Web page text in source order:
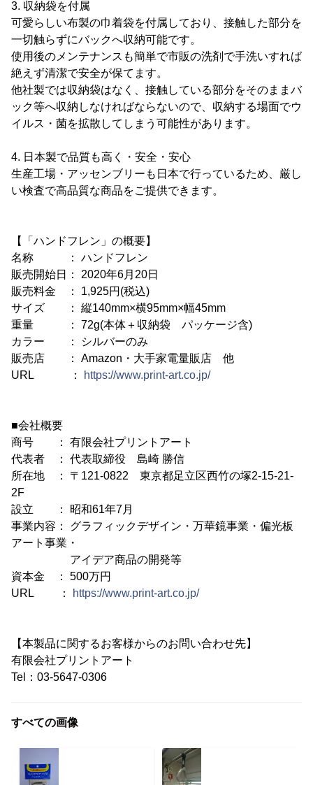
3. 収納袋を付属
可愛らしい布製の巾着袋を付属しており、接触した部分を
一切触らずにバックへ収納可能です。
使用後のメンテナンスも簡単で市販の洗剤で手洗いすれば
絶えず清潔で安全が保てます。
他社製では収納袋はなく、接触している部分をそのままバ
ック等へ収納しなければならないので、収納する場面でウ
イルス・菌を拡散してしまう可能性があります。
4. 日本製で品質も高く・安全・安心
生産工場・アッセンブリーも日本で行っているため、厳し
い検査で高品質な商品をご提供できます。
【「ハンドフレン」の概要】
名称 ： ハンドフレン
販売開始日： 2020年6月20日
販売料金 ： 1,925円(税込)
サイズ ： 縦140mm×横95mm×幅45mm
重量 ： 72g(本体＋収納袋 パッケージ含)
カラー ： シルバーのみ
販売店 ： Amazon・大手家電量販店 他
URL ：
https://www.print-art.co.jp/
■会社概要
商号 ： 有限会社プリントアート
代表者 ： 代表取締役 島崎 勝信
所在地 ： 〒121-0822 東京都足立区西竹の塚2-15-21-
2F
設立 ： 昭和61年7月
事業内容： グラフィックデザイン・万華鏡事業・偏光板
アート事業・
アイデア商品の開発等
資本金 ： 500万円
URL ：
https://www.print-art.co.jp/
【本製品に関するお客様からのお問い合わせ先】
有限会社プリントアート
Tel：03-5647-0306
すべての画像